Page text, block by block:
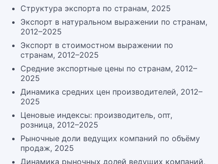
Структура экспорта по странам, 2025
Экспорт в натуральном выражении по странам,
2012–2025
Экспорт в стоимостном выражении по
странам, 2012–2025
Средние экспортные цены по странам, 2012–
2025
Динамика средних цен производителей, 2012–
2025
Ценовые индексы: производитель, опт,
розница, 2012–2025
Рыночные доли ведущих компаний по объёму
продаж, 2025
Динамика рыночных долей ведущих компаний,